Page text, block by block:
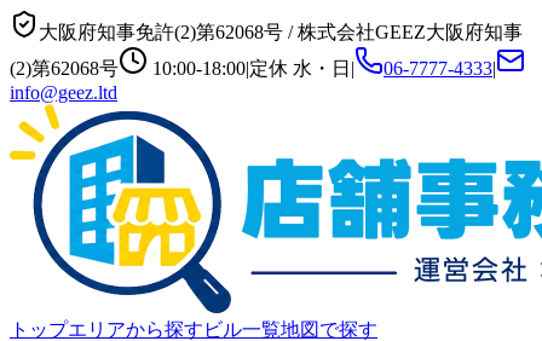
大阪府知事免許(2)第62068号 /株式会社GEEZ大阪府知事
(2)第62068号
10:00-18:00|定休 水・日 | 06-7777-4333|
info@geez.ltd
トップエリアから探す ビル一覧地図で探す